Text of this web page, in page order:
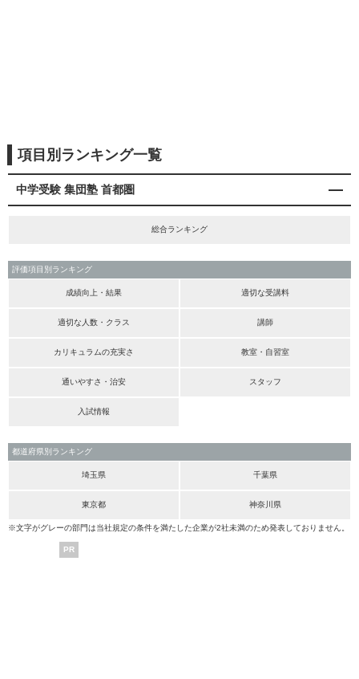
項目別ランキング一覧
中学受験 集団塾 首都圏
総合ランキング
評価項目別ランキング
成績向上・結果 適切な受講料
適切な人数・クラス 講師
カリキュラムの充実さ 教室・自習室
通いやすさ・治安 スタッフ
入試情報
都道府県別ランキング
埼玉県 千葉県
東京都 神奈川県
※文字がグレーの部門は当社規定の条件を満たした企業が2社未満のため発表しておりません。
PR